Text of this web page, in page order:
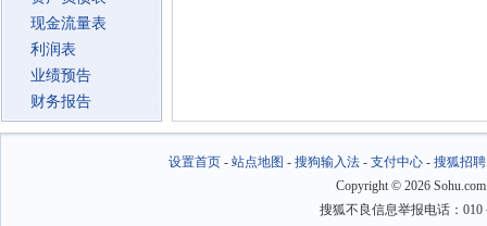
现金流量表
利润表
业绩预告
财务报告
设置首页- 站点地图 - 搜狗输入法- 支付中心- 搜狐招聘
Copyright © 2026
搜狐不良信息举报电话：010